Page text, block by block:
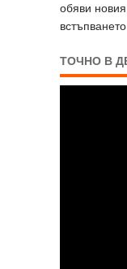
обяви
ТОЧНО В